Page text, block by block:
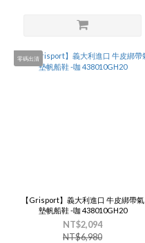
零碼出清
【Grisport】義大利進口 牛皮綁帶氣
墊帆船鞋 -咖 438010GH20
NT$2,094
NT$6,980